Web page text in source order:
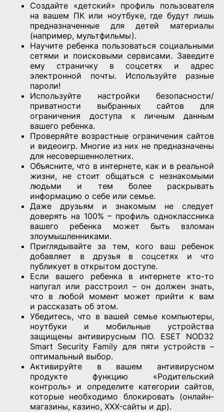
Создайте «детский» профиль пользователя
на вашем ПК или ноутбуке, где будут лишь
предназначенные для детей материалы
(например, мультфильмы).
Научите ребенка пользоваться социальными
сетями и поисковыми сервисами. Заведите
ему страничку в соцсетях и адрес
электронной почты. Используйте разные
пароли!
Используйте настройки безопасности/
приватности выбранных сайтов для
ограничения доступа к личным данным
вашего ребенка.
Проверяйте возрастные ограничения сайтов
и видеоигр. Многие из них не предназначены
для несовершеннолетних.
Объясните, что в интернете, как и в реальной
жизни, не стоит общаться с незнакомыми
людьми и тем более раскрывать
информацию о себе или семье.
Даже друзьям и знакомым не следует
доверять на 100% – профиль одноклассника
вашего ребенка может быть взломан
злоумышленниками.
Приглядывайте за тем, кого ваш ребенок
добавляет в друзья в соцсетях и что
публикует в открытом доступе.
Если вашего ребенка в интернете кто-то
напугал или расстроил – он должен знать,
что в любой момент может прийти к вам
и рассказать об этом.
Убедитесь, что в вашей семье компьютеры,
ноутбуки и мобильные устройства
защищены антивирусным ПО. ESET NOD32
Smart Security Family для пяти устройств –
оптимальный выбор.
Активируйте в вашем антивирусном
продукте функцию «Родительский
контроль» и определите категории сайтов,
которые необходимо блокировать (онлайн-
магазины, казино, XXX-сайты и др).